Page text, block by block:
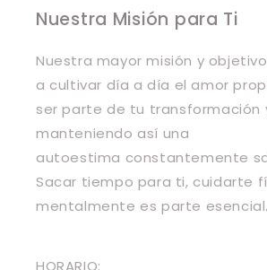
Nuestra Misión para Ti
Nuestra mayor misión y
a cultivar día a día el amor
ser parte de tu transformación
manteniendo así una
autoestima constantemente
Sacar tiempo para ti, cuidarte
mentalmente es parte esencial.